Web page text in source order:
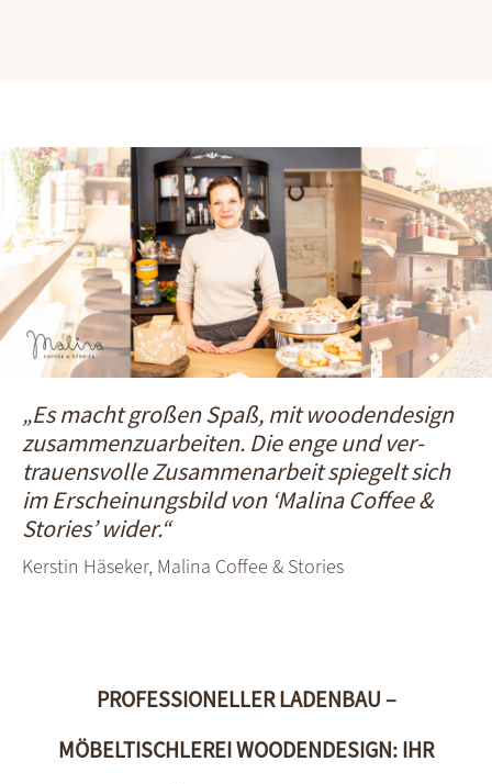
„Es macht großen Spaß, mit woodendesign
zusammenzuarbeiten. Die enge und ver­
trauens­volle Zusammen­arbeit spiegelt sich
im Erschei­nungs­bild von ‘Malina Coffee &
Stories’ wider.“
Kerstin Häseker, Malina Coffee & Stories
PROFESSIONELLER LADENBAU –
MÖBELTISCHLEREI WOODENDESIGN: IHR